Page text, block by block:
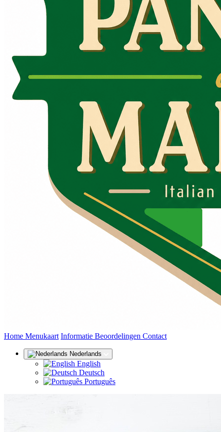
Home (huidige)
Menukaart Informatie Beoordelingen Contact
Nederlands
English
Deutsch
Português